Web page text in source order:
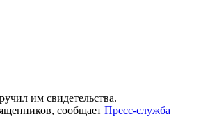
им свидетельства.
сообщает Пресс-служба